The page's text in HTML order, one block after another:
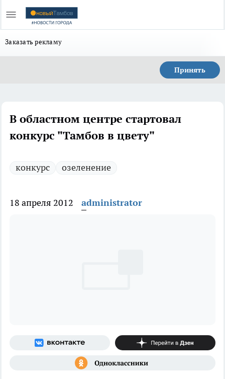
Заказать рекламу
Принять
В областном центре стартовал
конкурс "Тамбов в цвету"
конкурс озеленение
18 апреля 2012 administrator